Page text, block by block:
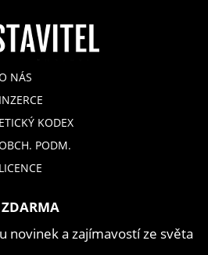
NÁS
INZERCE
ETICKÝ KODEX
PODM.
LICENCE
novinek a zajímavostí ze světa